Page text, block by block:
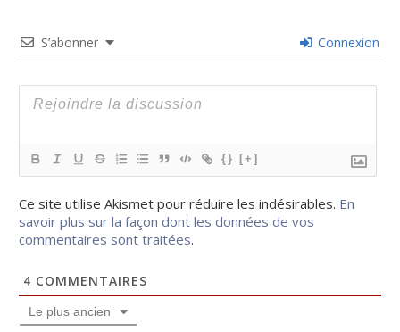
S’abonner Connexion
{} [+]
Ce site utilise Akismet pour réduire les indésirables. En
savoir plus sur la façon dont les données de vos
commentaires sont traitées.
4 COMMENTAIRES
Le plus ancien